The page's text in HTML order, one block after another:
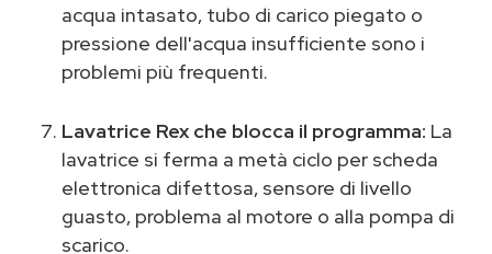
acqua intasato, tubo di carico piegato o
pressione dell'acqua insufficiente sono i
problemi più frequenti.
Lavatrice Rex che blocca il programma: La
lavatrice si ferma a metà ciclo per scheda
elettronica difettosa, sensore di livello
guasto, problema al motore o alla pompa di
scarico.